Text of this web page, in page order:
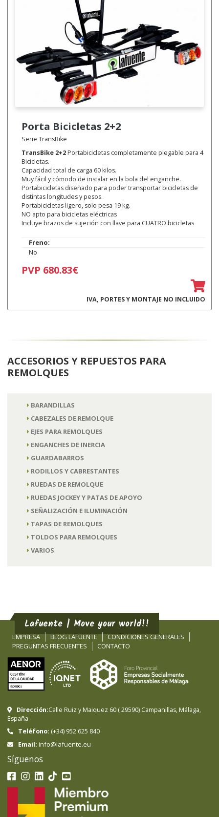
Porta Bicicletas 2+2
Serie TransBike
TransBike 2+2Portabicicletas completamente plegable para 4
Bicicletas.
Capacidad total de carga 60 kilos.
Muy fácil y cómodo de instalar en la bola del enganche.
Portabicicletas diseñado para poder transportar bicicletas de
distintas longitudes y pesos.
Portabicicletas ligero, solo pesa 19 kg.
NO apto para bicicletas eléctricas
Incluye brazos de sujeción con llave para CUATRO bicicletas
Freno:
No
PVP 680.83€
IVA, PORTES Y MONTAJE NO INCLUIDO
ACCESORIOS Y REPUESTOS PARA
REMOLQUES
BARANDILLAS
CABEZALES DE REMOLQUE
EJES PARA REMOLQUES
ENGANCHES DE INERCIA
GUARDABARROS
RODILLOS Y CABRESTANTES
RUEDAS DE REMOLQUE
RUEDAS JOCKEY Y PATAS DE APOYO
SEÑALIZACIÓN E ILUMINACIÓN
TAPAS DE REMOLQUES
TOLDOS PARA REMOLQUES
VARIOS
Lafuente | Move your world!!
EMPRESA BLOG LAFUENTE
CONDICIONES GENERALES
PREGUNTAS FRECUENTES
CONTACTO
Dirección:Calle Ruiz y Maiquez 60 (29590) Campanillas, Málaga,
España
Teléfono: (+34) 952 625 840
Email: info@lafuente.eu
Síguenos